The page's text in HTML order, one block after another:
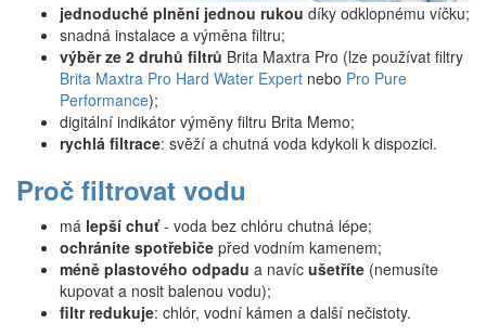
jednoduché plnění jednou rukou díky odklopnému víčku;
snadná instalace a výměna filtru;
výběr ze 2 druhů filtrů Brita Maxtra Pro (lze používat filtry
Brita Maxtra Pro Hard Water Expert nebo Pro Pure
Performance);
digitální indikátor výměny filtru Brita Memo;
rychlá filtrace: svěží a chutná voda kdykoli k dispozici.
Proč filtrovat vodu
má lepší chuť- voda bez chlóru chutná lépe;
ochráníte spotřebiče před vodním kamenem;
méně plastového odpadu a navíc ušetříte (nemusíte
kupovat a nosit balenou vodu);
filtr redukuje: chlór, vodní kámen a další nečistoty.